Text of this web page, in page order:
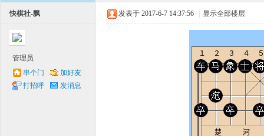
快棋社-飘
管理员
串个门
加好友
打招呼
发消息
发表于 2017-6-7 14:37:56 显示全部楼层